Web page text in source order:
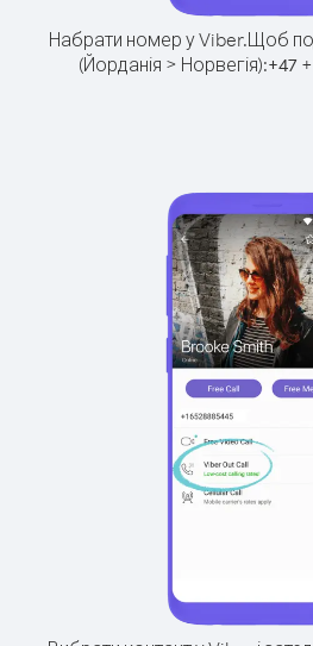
Набрати номер у Viber.Щоб
(Йорданія > Норвегія):+47 +